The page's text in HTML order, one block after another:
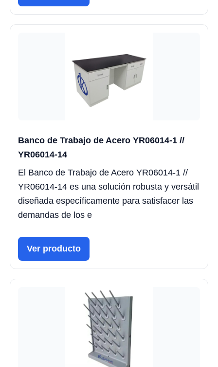
Banco de Trabajo de Acero YR06014-1 //
YR06014-14
El Banco de Trabajo de Acero YR06014-1 //
YR06014-14 es una solución robusta y versátil
diseñada específicamente para satisfacer las
demandas de los e
Ver producto